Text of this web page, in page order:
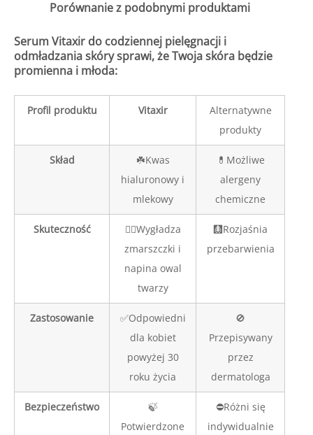
Porównanie z podobnymi produktami
Serum Vitaxir do codziennej pielęgnacji i
odmładzania skóry sprawi, że Twoja skóra będzie
promienna i młoda:
Profil produktu Vitaxir
Alternatywne
produkty
Skład
☘️Kwas
hialuronowy i
mlekowy
💊Możliwe
alergeny
chemiczne
Skuteczność
👍🏼Wygładza
zmarszczki i
napina owal
twarzy
🩻Rozjaśnia
przebarwienia
Zastosowanie
✅Odpowiedni
dla kobiet
powyżej 30
roku życia
🚫
Przepisywany
przez
dermatologa
Bezpieczeństwo
🍃
Potwierdzone
⛔️Różni się
indywidualnie